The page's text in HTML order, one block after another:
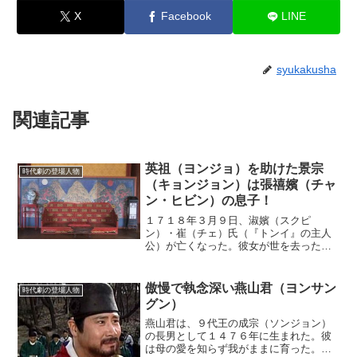
X Facebook LINE
syukakusha
関連記事
時代劇の登場人物
英祖（ヨンジョ）を助けた景宗
（キョンジョン）は張禧嬪（チャ
ン・ヒビン）の息子！
１７１８年３月９日、淑嬪（スクピ
ン）・崔（チェ）氏（『トンイ』の主人
公）が亡くなった。彼女が世を去ったと
ョン／張禧嬪〔チャン・ヒビン〕の息
子）は３０歳だった。２人とも１...
時代劇の登場人物
傲慢で執念深い燕山君（ヨンサン
グン）
燕山君は、９代王の成宗（ソンジョン）
の長男として１４７６年に生まれた。彼
は母の愛を知らず我がままに育った。実